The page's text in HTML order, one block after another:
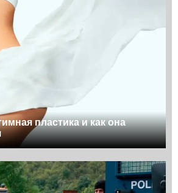
пластика и как она